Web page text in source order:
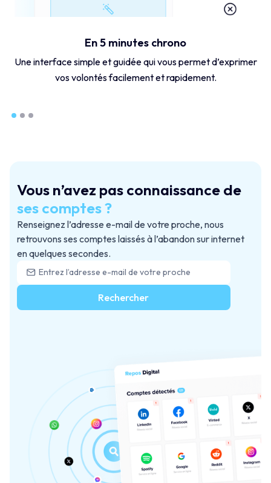
En 5 minutes chrono
Une interface simple et guidée qui vous permet d’exprimer
vos volontés facilement et rapidement.
Vous n’avez pas connaissance de
ses comptes ?
Renseignez l’adresse e-mail de votre proche, nous
retrouvons ses comptes laissés à l’abandon sur internet
en quelques secondes.